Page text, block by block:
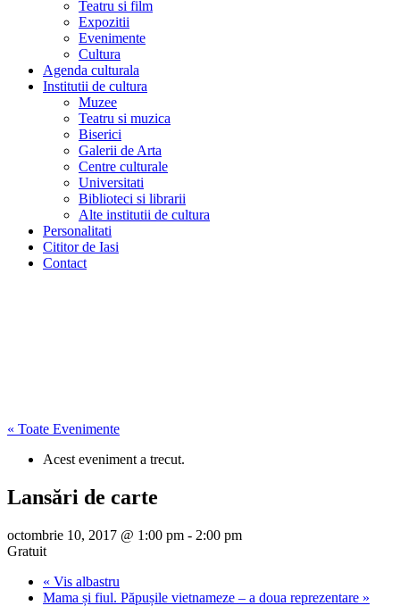
Teatru si film
Expozitii
Evenimente
Cultura
Agenda culturala
Institutii de cultura
Muzee
Teatru si muzica
Biserici
Galerii de Arta
Centre culturale
Universitati
Biblioteci si librarii
Alte institutii de cultura
Personalitati
Cititor de Iasi
Contact
« Toate Evenimente
Acest eveniment a trecut.
Lansări de carte
octombrie 10, 2017 @ 1:00 pm - 2:00 pm
Gratuit
« Vis albastru
Mama și fiul. Păpușile vietnameze – a doua reprezentare »